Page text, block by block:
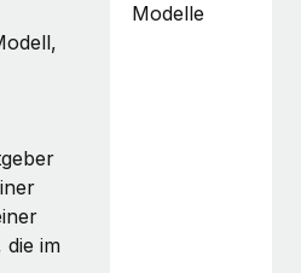
die im
Modelle